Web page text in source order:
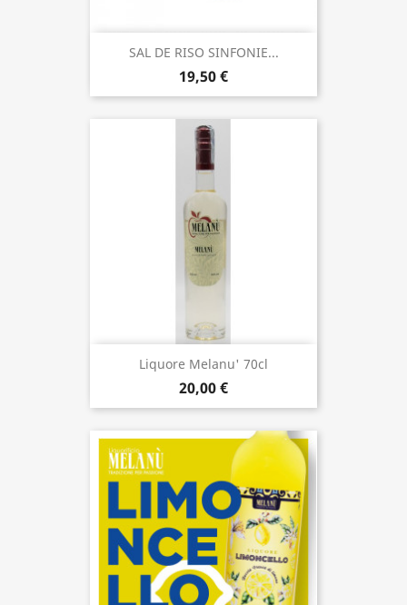
SAL DE RISO SINFONIE...
19,50 €
Liquore Melanu' 70cl
20,00 €